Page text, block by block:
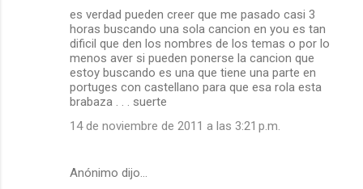
es verdad pueden creer que me pasado casi 3
horas buscando una sola cancion en you es tan
dificil que den los nombres de los temas o por lo
menos aver si pueden ponerse la cancion que
estoy buscando es una que tiene una parte en
portuges con castellano para que esa rola esta
brabaza . . . suerte
14 de noviembre de 2011 a las 3:21 p.m.
Anónimo dijo…